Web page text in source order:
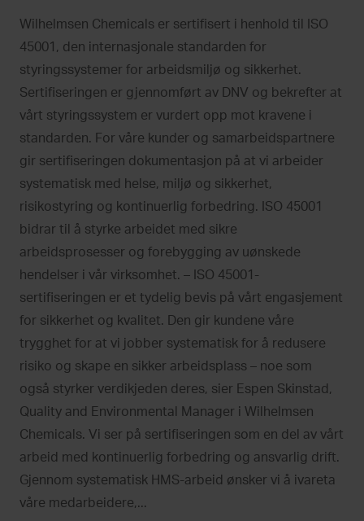
Wilhelmsen Chemicals er sertifisert i henhold til ISO
45001, den internasjonale standarden for
styringssystemer for arbeidsmiljø og sikkerhet.
Sertifiseringen er gjennomført av DNV og bekrefter at
vårt styringssystem er vurdert opp mot kravene i
standarden. For våre kunder og samarbeidspartnere
gir sertifiseringen dokumentasjon på at vi arbeider
systematisk med helse, miljø og sikkerhet,
risikostyring og kontinuerlig forbedring. ISO 45001
bidrar til å styrke arbeidet med sikre
arbeidsprosesser og forebygging av uønskede
hendelser i vår virksomhet. – ISO 45001-
sertifiseringen er et tydelig bevis på vårt engasjement
for sikkerhet og kvalitet. Den gir kundene våre
trygghet for at vi jobber systematisk for å redusere
risiko og skape en sikker arbeidsplass – noe som
også styrker verdikjeden deres, sier Espen Skinstad,
Quality and Environmental Manager i Wilhelmsen
Chemicals. Vi ser på sertifiseringen som en del av vårt
arbeid med kontinuerlig forbedring og ansvarlig drift.
Gjennom systematisk HMS-arbeid ønsker vi å ivareta
våre medarbeidere,...